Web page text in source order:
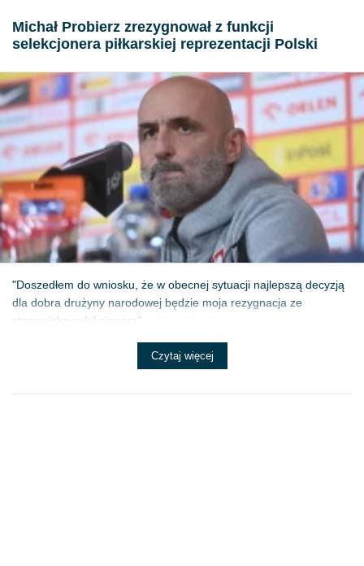
Michał Probierz zrezygnował z funkcji
selekcjonera piłkarskiej reprezentacji Polski
"Doszedłem do wniosku, że w obecnej sytuacji najlepszą decyzją
dla dobra drużyny narodowej będzie moja rezygnacja ze
stanowiska selekcjonera" - ...
Czytaj więcej